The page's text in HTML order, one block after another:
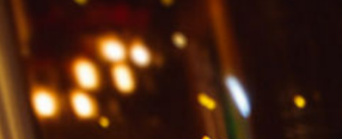
Владимир Розналевич
share
Facebook
Вконтакте